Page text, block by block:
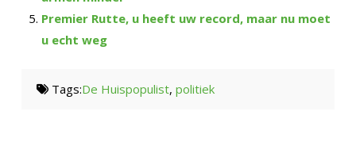
Premier Rutte, u heeft uw record, maar nu moet
u echt weg
Tags:De Huispopulist,politiek